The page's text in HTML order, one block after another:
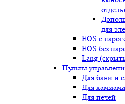
для
EOS с
EOS без
Lang
Пульты
Для бани и
Для хаммама
Для печей